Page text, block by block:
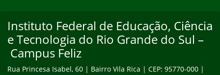
Instituto Federal de Educação, Ciência
e Tecnologia do Rio Grande do Sul –
Campus Feliz
Rua Princesa Isabel, 60 | Bairro Vila Rica | CEP: 95770-000 |